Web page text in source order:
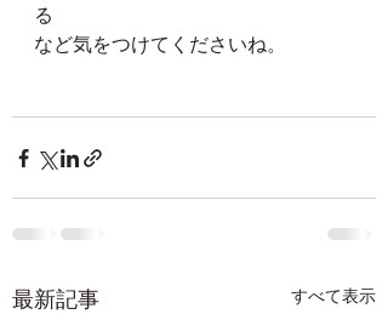
る
など気をつけてくださいね。
最新記事 すべて表示